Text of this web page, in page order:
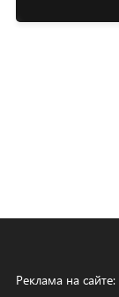
Реклама на сайте: